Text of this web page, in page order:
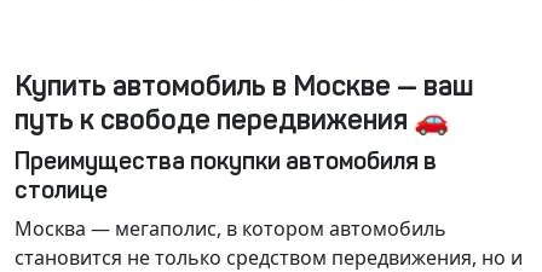
Купить автомобиль в Москве — ваш
путь к свободе передвижения 🚗
Преимущества покупки автомобиля в
столице
Москва — мегаполис, в котором автомобиль
становится не только средством передвижения, но и